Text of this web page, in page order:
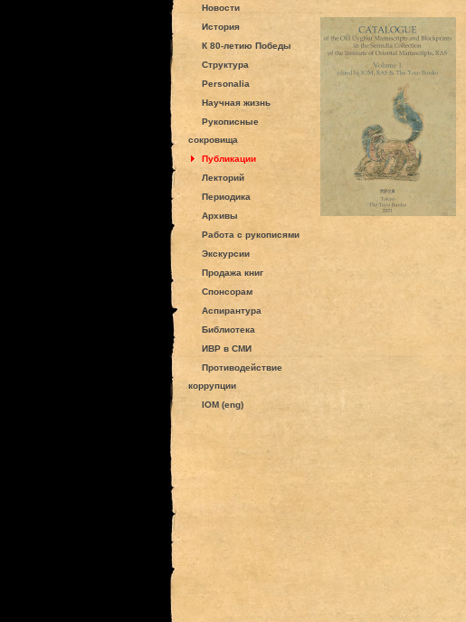
Новости
История
К 80-летию Победы
Структура
Personalia
Научная жизнь
Рукописные
сокровища
Публикации
Лекторий
Периодика
Архивы
Работа с рукописями
Экскурсии
Продажа книг
Спонсорам
Аспирантура
Библиотека
ИВР в СМИ
Противодействие
коррупции
IOM (eng)